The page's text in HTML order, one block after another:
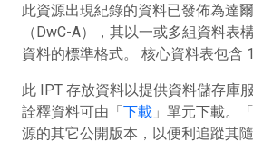
此資源出現紀錄的資料已發佈為達
（DwC-A），其以一或多組資料表
資料的標準格式。 核心資料表包含
此 IPT 存放資料以提供資料儲存庫
詮釋資料可由「下載 」單元下載。「
源的其它公開版本，以便利追蹤其隨